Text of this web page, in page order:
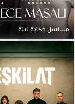
مسلسل حكاية ليلة